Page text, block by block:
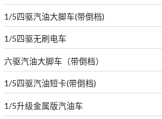
1/5四驱汽油大脚车(带倒档)
1/5四驱无刷电车
六驱汽油大脚车（带倒档）
1/5四驱汽油短卡(带倒档)
1/5升级金属版汽油车